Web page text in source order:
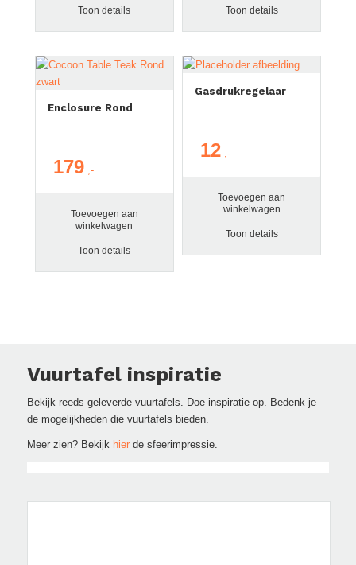
Toon details Toon details
Enclosure Rond
179
Toevoegen aan
winkelwagen
Toon details
Gasdrukregelaar
12
Toevoegen aan
winkelwagen
Toon details
Vuurtafel inspiratie
Bekijk reeds geleverde vuurtafels. Doe inspiratie op. Bedenk je
de mogelijkheden die vuurtafels bieden.
Meer zien? Bekijk hierde sfeerimpressie.